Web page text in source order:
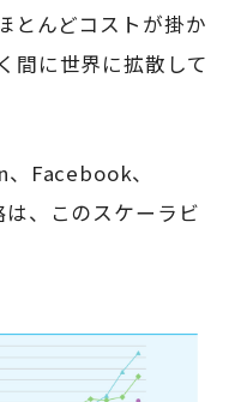
とんどコストが掛か
間に世界に拡散して
Facebook、
、このスケーラビ